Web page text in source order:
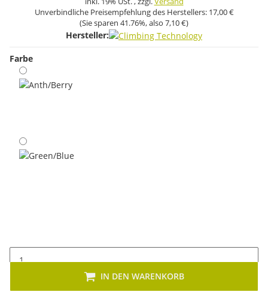
Unverbindliche Preisempfehlung des Herstellers: 17,00 €
(Sie sparen 41.76%, also 7,10 €)
Hersteller:
Farbe
Anth/Berry
IN DEN WARENKORB